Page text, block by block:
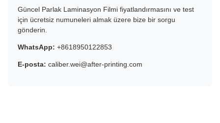
Güncel Parlak Laminasyon Filmi fiyatlandırmasını ve test
için ücretsiz numuneleri almak üzere bize bir sorgu
gönderin.
WhatsApp: +8618950122853
E-posta: caliber.wei@after-printing.com